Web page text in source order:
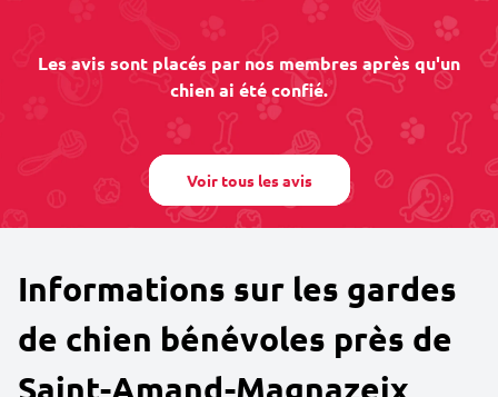
Les avis sont placés par nos membres après qu'un
chien ai été confié.
Voir tous les avis
Informations sur les gardes
de chien bénévoles près de
Saint-Amand-Magnazeix